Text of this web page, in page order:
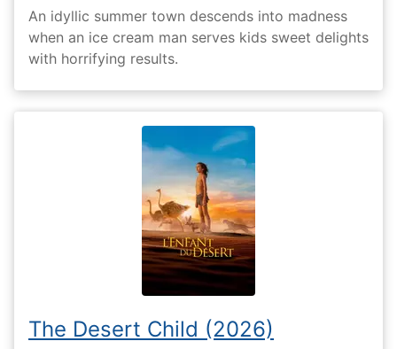
An idyllic summer town descends into madness
when an ice cream man serves kids sweet delights
with horrifying results.
The Desert Child (2026)